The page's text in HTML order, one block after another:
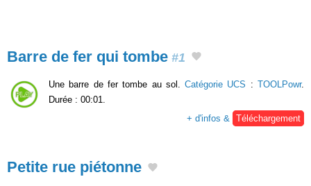
Barre de fer qui tombe #1
Une barre de fer tombe au sol.Catégorie UCS :TOOLPowr.
Durée : 00:01.
+ d'infos & Téléchargement
Petite rue piétonne